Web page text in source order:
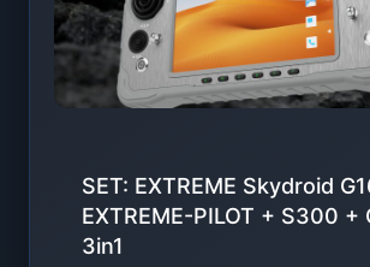
SET: EXTREME Skydroid
EXTREME-PILOT + S300 +
3in1